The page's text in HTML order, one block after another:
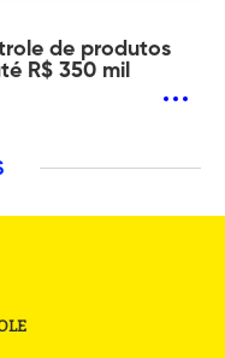
de produtos
R$ 350 mil